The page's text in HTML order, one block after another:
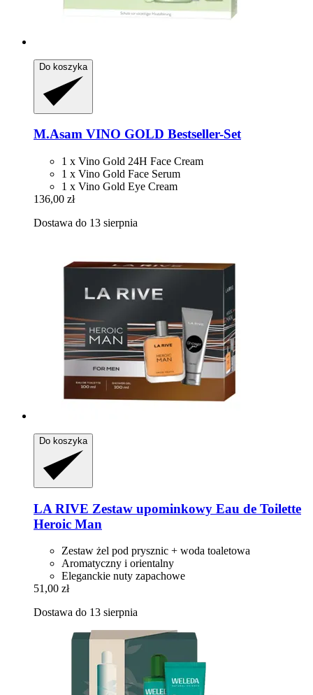
Do koszyka
M.Asam VINO GOLD Bestseller-​Set
1 x Vino Gold 24H Face Cream
1 x Vino Gold Face Serum
1 x Vino Gold Eye Cream
136,00 zł
Dostawa do 13 sierpnia
Do koszyka
LA RIVE Zestaw upominkowy Eau de Toilette
Heroic Man
Zestaw żel pod prysznic + woda toaletowa
Aromatyczny i orientalny
Eleganckie nuty zapachowe
51,00 zł
Dostawa do 13 sierpnia